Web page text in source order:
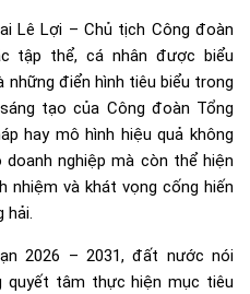
Lê Lợi – Chủ tịch Công đoàn
tập thể, cá nhân được biểu
những điển hình tiêu biểu trong
tạo của Công đoàn Tổng
hay mô hình hiệu quả không
nghiệp mà còn thể hiện
nhiệm và khát vọng cống hiến
hải.
2026 – 2031, đất nước nói
quyết tâm thực hiện mục tiêu